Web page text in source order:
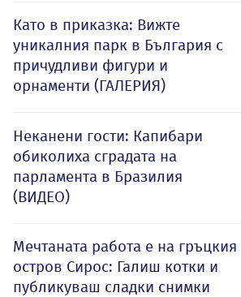
Като в приказка: Вижте
уникалния парк в България с
причудливи фигури и
орнаменти (ГАЛЕРИЯ)
Неканени гости: Капибари
обиколиха сградата на
парламента в Бразилия
(ВИДЕО)
Мечтаната работа е на гръцкия
остров Сирос: Галиш котки и
публикуваш сладки снимки